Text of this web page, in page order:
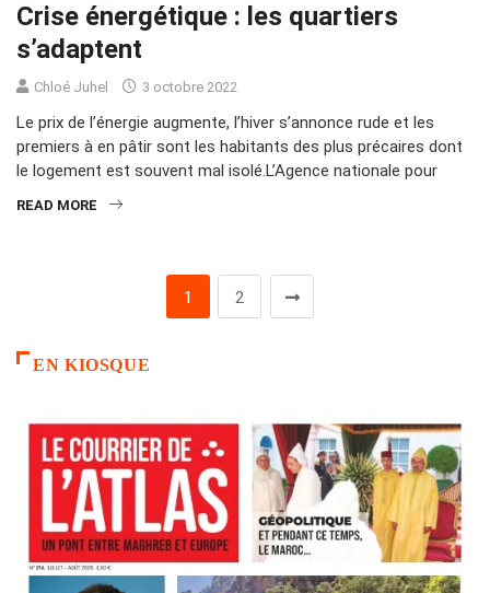
Crise énergétique : les quartiers
s’adaptent
Chloé Juhel 3 octobre 2022
Le prix de l’énergie augmente, l’hiver s’annonce rude et les
premiers à en pâtir sont les habitants des plus précaires dont
le logement est souvent mal isolé.L’Agence nationale pour
READ MORE
1 2
EN KIOSQUE